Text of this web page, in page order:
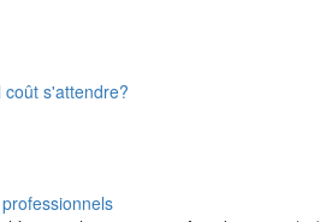
s'attendre?